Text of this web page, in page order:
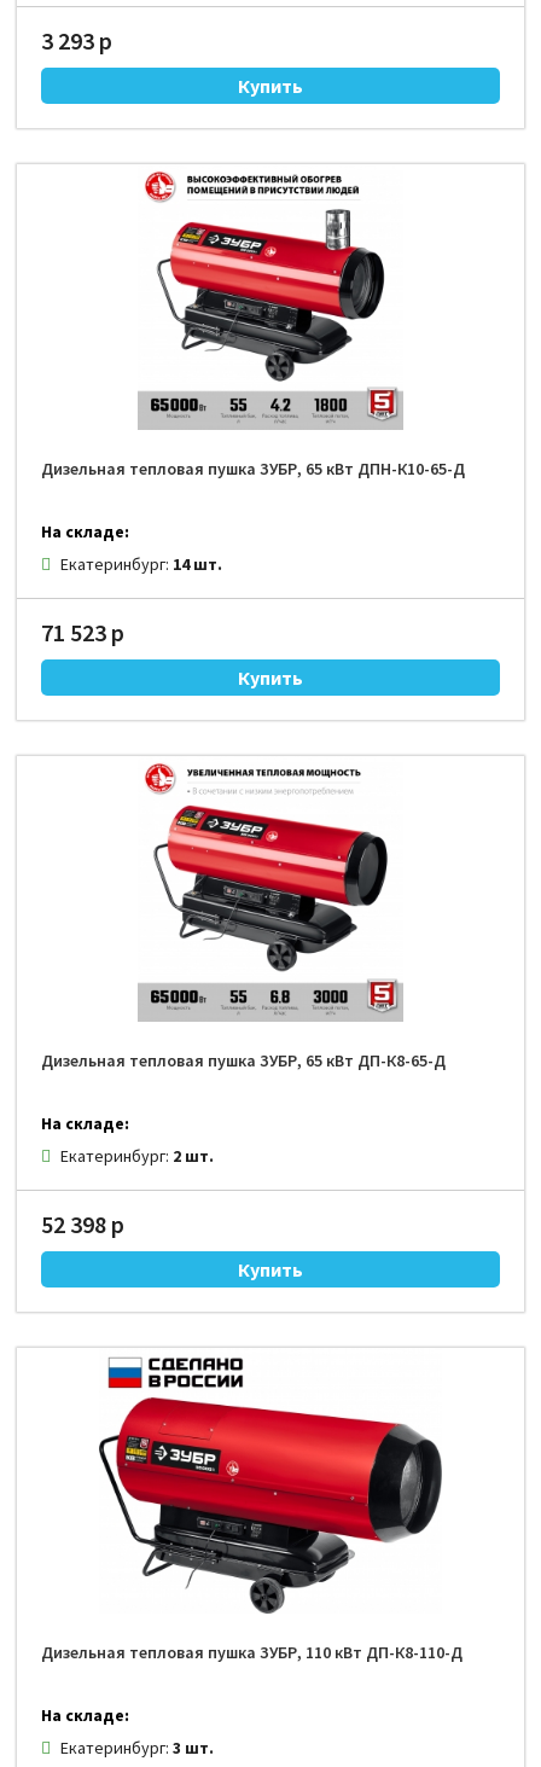
3 293 р
Дизельная тепловая пушка ЗУБР, 65 кВт ДПН-К10-65-Д
На складе:
Екатеринбург: 14 шт.
71 523 р
Дизельная тепловая пушка ЗУБР, 65 кВт ДП-К8-65-Д
На складе:
Екатеринбург: 2 шт.
52 398 р
Дизельная тепловая пушка ЗУБР, 110 кВт ДП-К8-110-Д
На складе:
Екатеринбург:3 шт.